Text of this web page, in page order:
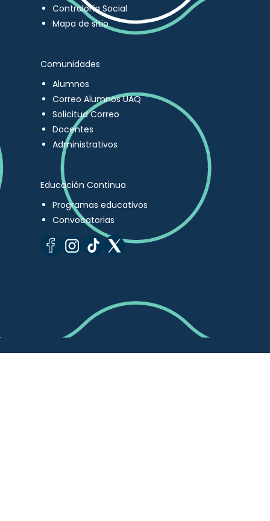
Contraloría Social
Mapa de sitio
Comunidades
Alumnos
Correo Alumnos UAQ
Solicitud Correo
Docentes
Administrativos
Educación Continua
Programas educativos
Convocatorias